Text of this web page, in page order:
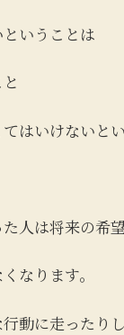
いうことは
はいけないと
人は将来の希
なります。
動に走ったりし